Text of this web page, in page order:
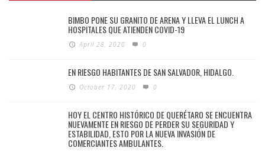
BIMBO PONE SU GRANITO DE ARENA Y LLEVA EL LUNCH A
HOSPITALES QUE ATIENDEN COVID-19
April 28, 2020 0
EN RIESGO HABITANTES DE SAN SALVADOR, HIDALGO.
October 17, 2020 0
HOY EL CENTRO HISTÓRICO DE QUERÉTARO SE ENCUENTRA
NUEVAMENTE EN RIESGO DE PERDER SU SEGURIDAD Y
ESTABILIDAD, ESTO POR LA NUEVA INVASIÓN DE
COMERCIANTES AMBULANTES.